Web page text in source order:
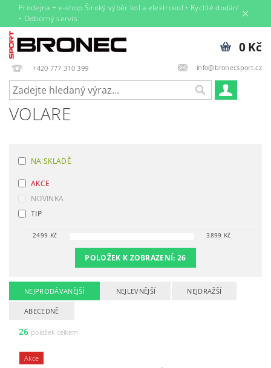
Prodejna + e‑shop Široký výběr kol a elektrokol • Rychlé dodání
• Odborný servis
+420 777 310 399 info@bronecsport.cz
0 Kč
VOLARE
NA SKLADĚ
AKCE
NOVINKA
TIP
2499 Kč 3899 Kč
POLOŽEK K ZOBRAZENÍ:26
NEJPRODÁVANĚJŠÍ NEJLEVNĚJŠÍ NEJDRAŽŠÍ
ABECEDNĚ
26 položek celkem
Akce